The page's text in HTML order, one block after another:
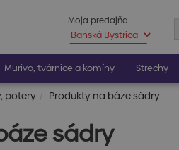
Moja predajňa
Murivo, tvárnice a komíny Strechy
potery Produkty na báze sádry
sádry